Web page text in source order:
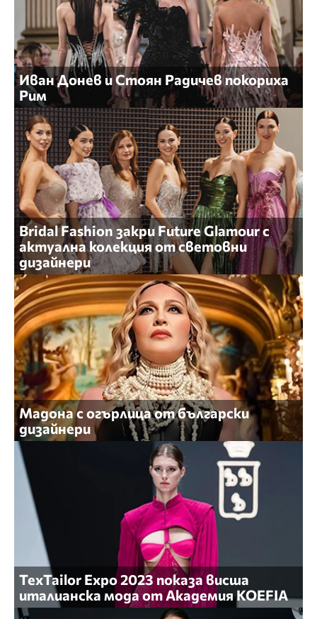
Иван Донев и Стоян Радичев покориха
Рим
Bridal Fashion закри Future Glamour с
актуална колекция от световни
дизайнери
Мадона с огърлица от български
дизайнери
ТеxTailor Expo 2023 показа висша
италианска мода от Академия KOEFIA